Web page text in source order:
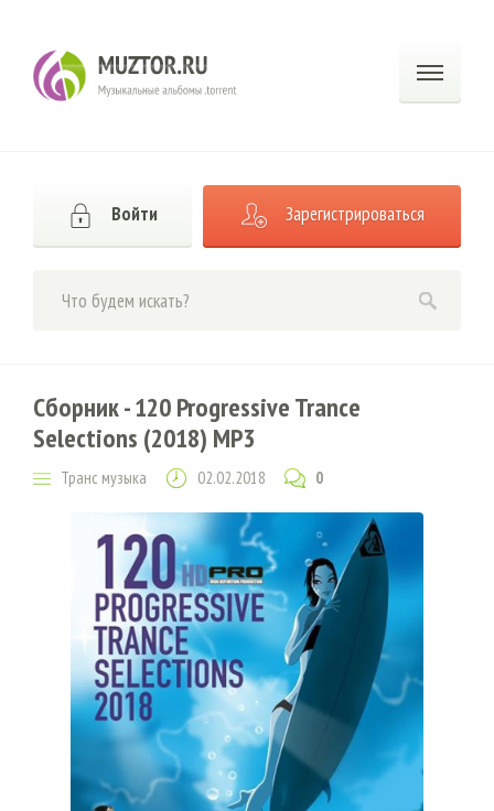
Войти Зарегистрироваться
Сборник - 120 Progressive Trance
Selections (2018) MP3
Транс музыка 02.02.2018 0